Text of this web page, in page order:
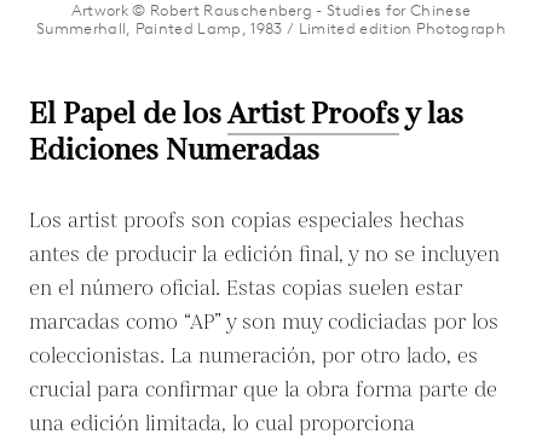
Artwork © Robert Rauschenberg - Studies for Chinese
Summerhall, Painted Lamp, 1983 / Limited edition Photograph
El Papel de losArtist Proofsy las
Ediciones Numeradas
Los artist proofs son copias especiales hechas
antes de producir la edición final, y no se incluyen
en el número oficial. Estas copias suelen estar
marcadas como “AP” y son muy codiciadas por los
coleccionistas. La numeración, por otro lado, es
crucial para confirmar que la obra forma parte de
una edición limitada, lo cual proporciona